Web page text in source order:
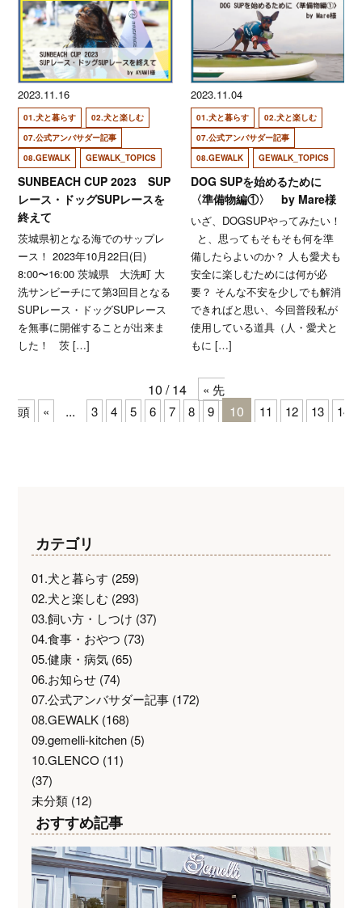
2023.11.16
01.犬と暮らす
02.犬と楽しむ
07.公式アンバサダー記事
08.GEWALK
GEWALK_TOPICS
SUNBEACH CUP 2023 SUP
レース・ドッグSUPレースを
終えて
茨城県初となる海でのサップレ
ース！ 2023年10月22日(日)
8:00〜16:00 茨城県 大洗町 大
洗サンビーチにて第3回目となる
SUPレース・ドッグSUPレース
を無事に開催することが出来ま
した！ 茨 […]
2023.11.04
01.犬と暮らす
02.犬と楽しむ
07.公式アンバサダー記事
08.GEWALK
GEWALK_TOPICS
DOG SUPを始めるために
〈準備物編①〉 by Mare様
いざ、DOGSUPやってみたい！
と、思ってもそもそも何を準
備したらよいのか？ 人も愛犬も
安全に楽しむためには何が必
要？ そんな不安を少しでも解消
できればと思い、今回普段私が
使用している道具（人・愛犬と
もに […]
10 / 14
« 先
頭
« ... 3 4 5 6 7 8 9 10 11 12 13 14
カテゴリ
01.犬と暮らす (259)
02.犬と楽しむ (293)
03.飼い方・しつけ (37)
04.食事・おやつ (73)
05.健康・病気(65)
06.お知らせ(74)
07.公式アンバサダー記事(172)
08.GEWALK(168)
09.gemelli-kitchen(5)
10.GLENCO (11)
(37)
未分類(12)
おすすめ記事